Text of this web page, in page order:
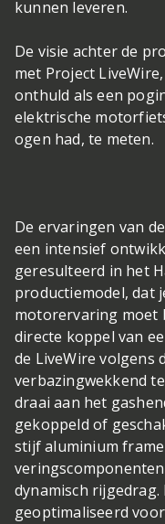
kunnen leveren.
De visie achter de
met Project
onthuld als een
elektrische
ogen had, te meten.
De ervaringen van
een intensief
geresulteerd in het
productiemodel, dat
motorervaring moet
directe koppel van
de LiveWire volgens
verbazingwekkend
draai aan het
gekoppeld of
stijf aluminium
dynamisch
geoptimaliseerd